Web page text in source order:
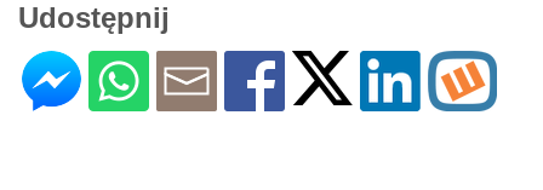
Udostępnij